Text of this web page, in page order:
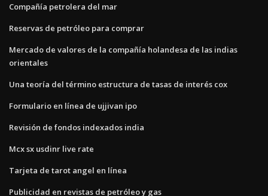
Compañía petrolera del mar
Reservas de petróleo para comprar
Mercado de valores de la compañía holandesa de las indias
orientales
Una teoría del término estructura de tasas de interés cox
Formulario en línea de ujjivan ipo
Revisión de fondos indexados india
Mcx sx usdinr live rate
Tarjeta de tarot angel en línea
Publicidad en revistas de petróleo y gas